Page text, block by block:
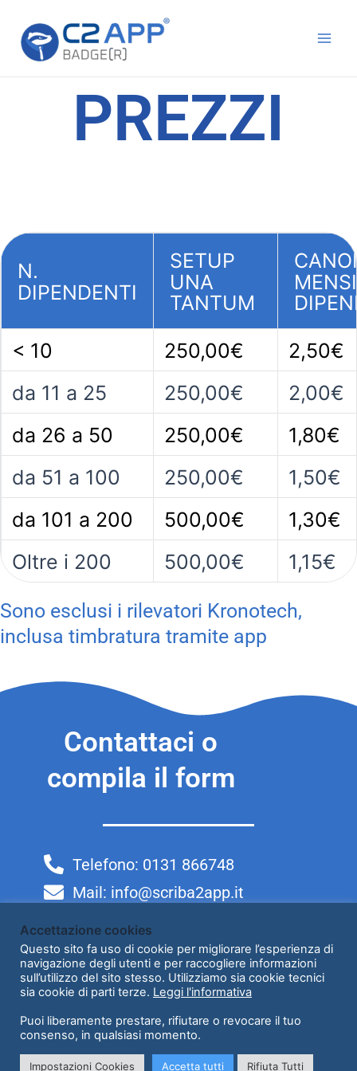
contenuto
PREZZI
N.
DIPENDENTI
SETUP
UNA
TANTUM
< 10 250,00€
2,50€
da 11 a 25
250,00€
2,00€
da 26 a 50
250,00€
1,80€
da 51 a 100
250,00€
1,50€
da 101 a 200
500,00€
1,30€
Oltre i 200
500,00€ 1,15€
Sono esclusi i rilevatori Kronotech,
inclusa timbratura tramite app
Contattaci o
compila il form
Telefono: 0131 866748
Mail: info@scriba2app.it
Orari: LUN-VEN 9:00/18:30
Leggi la Privacy Policy
Copyright © 2026 | C2App srl P.IVA 11479980960 - Sede legale:
Via Privata Cesare Mangili 2, 20121 Milano
Accettazione cookies
Questo sito fa uso di cookie per migliorare l’esperienza di
navigazione degli utenti e per raccogliere informazioni
sull’utilizzo del sito stesso. Utilizziamo sia cookie tecnici
sia cookie di parti terze. Leggi l'informativa
Puoi liberamente prestare, rifiutare o revocare il tuo
consenso, in qualsiasi momento.
Impostazioni Cookies Accetta tutti Rifiuta Tutti